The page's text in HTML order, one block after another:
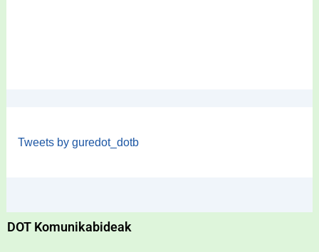
Tweets by guredot_dotb
DOT Komunikabideak